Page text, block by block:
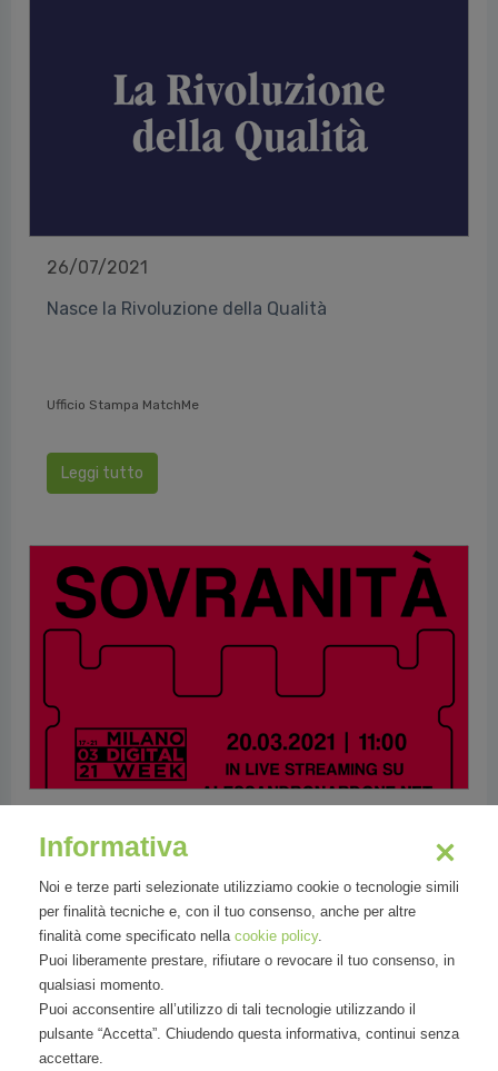
26/07/2021
Nasce la Rivoluzione della Qualità
Ufficio Stampa MatchMe
Leggi tutto
Sovranità digitale: appuntamento alla Milano
Digital Week
L'appuntamento di sabato 20 marzo
Alessandro nardone
Leggi tutto
Informativa
Noi e terze parti selezionate utilizziamo cookie o tecnologie simili
per finalità tecniche e, con il tuo consenso, anche per altre
finalità come specificato nella cookie policy.
Puoi liberamente prestare, rifiutare o revocare il tuo consenso, in
qualsiasi momento.
Puoi acconsentire all’utilizzo di tali tecnologie utilizzando il
pulsante “Accetta”. Chiudendo questa informativa, continui senza
accettare.